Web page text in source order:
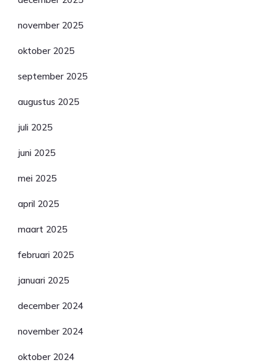
november 2025
oktober 2025
september 2025
augustus 2025
juli 2025
juni 2025
mei 2025
april 2025
maart 2025
februari 2025
januari 2025
december 2024
november 2024
oktober 2024